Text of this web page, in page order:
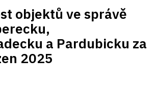
objektů ve správě
a Pardubicku za
2025